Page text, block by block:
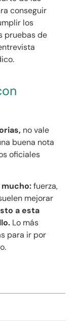
conseguir
los
pruebas de
no vale
buena nota
oficiales
fuerza,
mejorar
a esta
Lo más
para ir por